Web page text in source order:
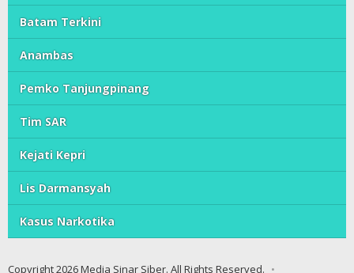
Batam Terkini
Anambas
Pemko Tanjungpinang
Tim SAR
Kejati Kepri
Lis Darmansyah
Kasus Narkotika
Copyright 2026 Media Sinar Siber. All Rights Reserved.